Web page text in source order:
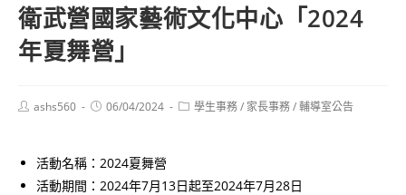
衛武營國家藝術文化中心「2024
年夏舞營」
Postashs560
Post06/04/2024
Post學生事務/ 家長事務/輔導室公告
活動名稱：2024夏舞營
活動期間：2024年7月13日起至2024年7月28日